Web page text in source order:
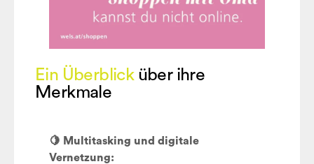
Ein Überblicküber ihre
Merkmale
🍋 Multitasking und digitale
Vernetzung: